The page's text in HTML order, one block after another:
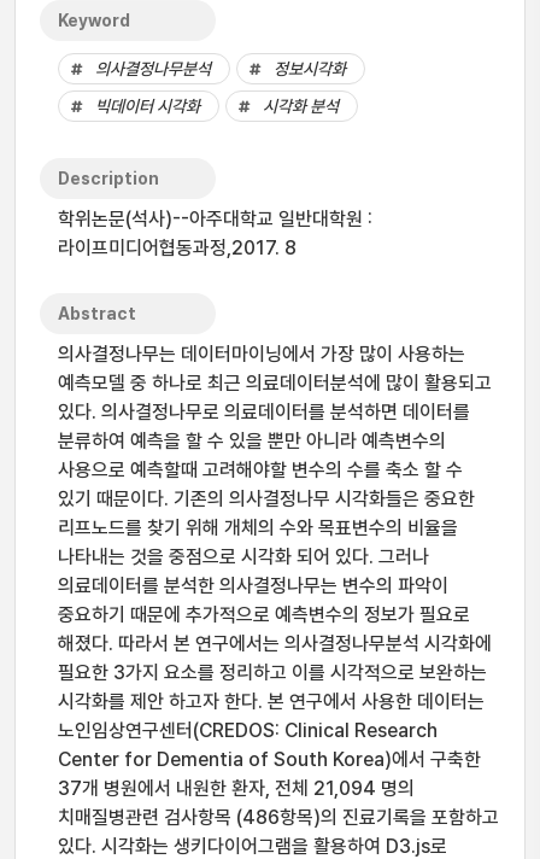
Keyword
의사결정나무분석
정보시각화
빅데이터 시각화
시각화 분석
Description
학위논문(석사)--아주대학교 일반대학원 :
라이프미디어협동과정,2017. 8
Abstract
의사결정나무는 데이터마이닝에서 가장 많이 사용하는
예측모델 중 하나로 최근 의료데이터분석에 많이 활용되고
있다. 의사결정나무로 의료데이터를 분석하면 데이터를
분류하여 예측을 할 수 있을 뿐만 아니라 예측변수의
사용으로 예측할때 고려해야할 변수의 수를 축소 할 수
있기 때문이다. 기존의 의사결정나무 시각화들은 중요한
리프노드를 찾기 위해 개체의 수와 목표변수의 비율을
나타내는 것을 중점으로 시각화 되어 있다. 그러나
의료데이터를 분석한 의사결정나무는 변수의 파악이
중요하기 때문에 추가적으로 예측변수의 정보가 필요로
해졌다. 따라서 본 연구에서는 의사결정나무분석 시각화에
필요한 3가지 요소를 정리하고 이를 시각적으로 보완하는
시각화를 제안 하고자 한다. 본 연구에서 사용한 데이터는
노인임상연구센터(CREDOS: Clinical Research
Center for Dementia of South Korea)에서 구축한
37개 병원에서 내원한 환자, 전체 21,094 명의
치매질병관련 검사항목 (486항목)의 진료기록을 포함하고
있다. 시각화는 생키다이어그램을 활용하여 D3.js로